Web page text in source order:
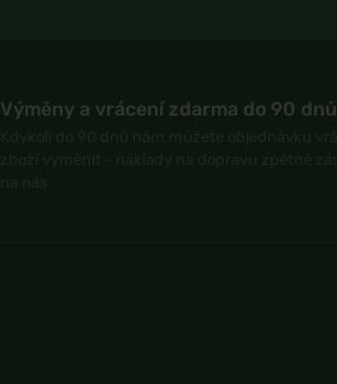
Výměny a vrácení zdarma do 90 dnů